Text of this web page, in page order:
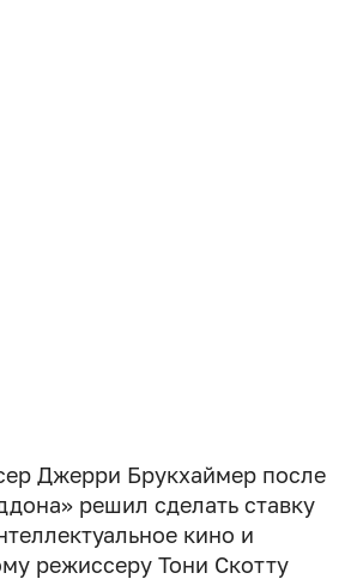
Джерри Брукхаймер после
решил сделать ставку
кино и
режиссеру Тони Скотту